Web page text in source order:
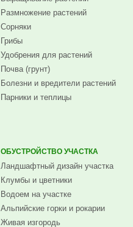
Размножение растений
Сорняки
Грибы
Удобрения для растений
Почва (грунт)
Болезни и вредители растений
Парники и теплицы
ОБУСТРОЙСТВО УЧАСТКА
Ландшафтный дизайн участка
Клумбы и цветники
Водоем на участке
Альпийские горки и рокарии
Живая изгородь